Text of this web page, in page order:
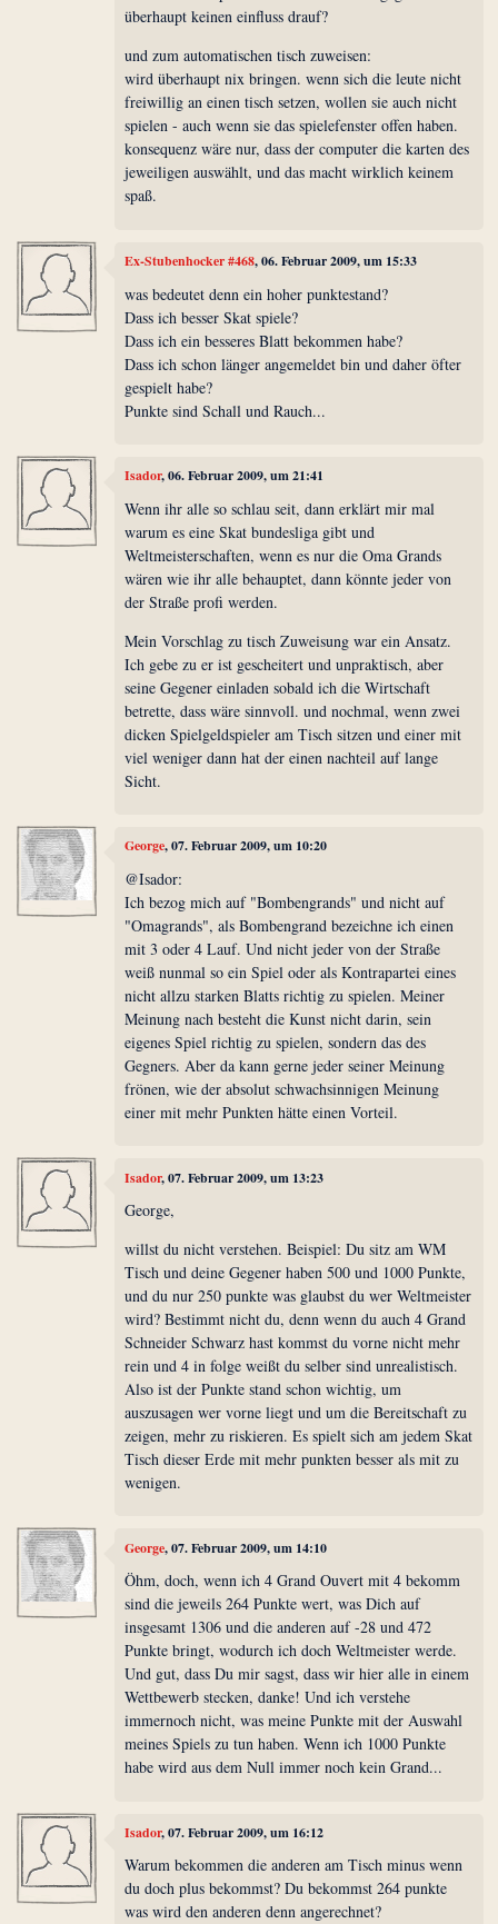
überhaupt keinen einfluss drauf?
und zum automatischen tisch zuweisen:
wird überhaupt nix bringen. wenn sich die leute nicht
freiwillig an einen tisch setzen, wollen sie auch nicht
spielen - auch wenn sie das spielefenster offen haben.
konsequenz wäre nur, dass der computer die karten des
jeweiligen auswählt, und das macht wirklich keinem
spaß.
Ex-Stubenhocker #468, 06. Februar 2009, um 15:33
was bedeutet denn ein hoher punktestand?
Dass ich besser Skat spiele?
Dass ich ein besseres Blatt bekommen habe?
Dass ich schon länger angemeldet bin und daher öfter
gespielt habe?
Punkte sind Schall und Rauch...
Isador, 06. Februar 2009, um 21:41
Wenn ihr alle so schlau seit, dann erklärt mir mal
warum es eine Skat bundesliga gibt und
Weltmeisterschaften, wenn es nur die Oma Grands
wären wie ihr alle behauptet, dann könnte jeder von
der Straße profi werden.
Mein Vorschlag zu tisch Zuweisung war ein Ansatz.
Ich gebe zu er ist gescheitert und unpraktisch, aber
seine Gegener einladen sobald ich die Wirtschaft
betrette, dass wäre sinnvoll. und nochmal, wenn zwei
dicken Spielgeldspieler am Tisch sitzen und einer mit
viel weniger dann hat der einen nachteil auf lange
Sicht.
George, 07. Februar 2009, um 10:20
@Isador:
Ich bezog mich auf "Bombengrands" und nicht auf
"Omagrands", als Bombengrand bezeichne ich einen
mit 3 oder 4 Lauf. Und nicht jeder von der Straße
weiß nunmal so ein Spiel oder als Kontrapartei eines
nicht allzu starken Blatts richtig zu spielen. Meiner
Meinung nach besteht die Kunst nicht darin, sein
eigenes Spiel richtig zu spielen, sondern das des
Gegners. Aber da kann gerne jeder seiner Meinung
frönen, wie der absolut schwachsinnigen Meinung
einer mit mehr Punkten hätte einen Vorteil.
Isador, 07. Februar 2009, um 13:23
George,
willst du nicht verstehen. Beispiel: Du sitz am WM
Tisch und deine Gegener haben 500 und 1000 Punkte,
und du nur 250 punkte was glaubst du wer Weltmeister
wird? Bestimmt nicht du, denn wenn du auch 4 Grand
Schneider Schwarz hast kommst du vorne nicht mehr
rein und 4 in folge weißt du selber sind unrealistisch.
Also ist der Punkte stand schon wichtig, um
auszusagen wer vorne liegt und um die Bereitschaft zu
zeigen, mehr zu riskieren. Es spielt sich am jedem Skat
Tisch dieser Erde mit mehr punkten besser als mit zu
wenigen.
George, 07. Februar 2009, um 14:10
Öhm, doch, wenn ich 4 Grand Ouvert mit 4 bekomm
sind die jeweils 264 Punkte wert, was Dich auf
insgesamt 1306 und die anderen auf -28 und 472
Punkte bringt, wodurch ich doch Weltmeister werde.
Und gut, dass Du mir sagst, dass wir hier alle in einem
Wettbewerb stecken, danke! Und ich verstehe
immernoch nicht, was meine Punkte mit der Auswahl
meines Spiels zu tun haben. Wenn ich 1000 Punkte
habe wird aus dem Null immer noch kein Grand...
Isador, 07. Februar 2009, um 16:12
Warum bekommen die anderen am Tisch minus wenn
du doch plus bekommst? Du bekommst 264 punkte
was wird den anderen denn angerechnet?